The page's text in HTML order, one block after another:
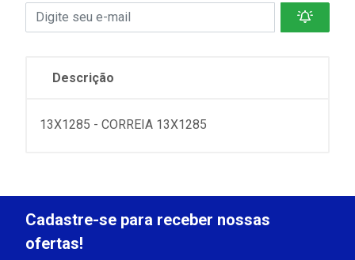
Descrição
13X1285 - CORREIA 13X1285
Cadastre-se para receber nossas
ofertas!